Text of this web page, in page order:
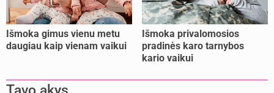
Išmoka gimus vienu metu
daugiau kaip vienam vaikui
Išmoka privalomosios
pradinės karo tarnybos
kario vaikui